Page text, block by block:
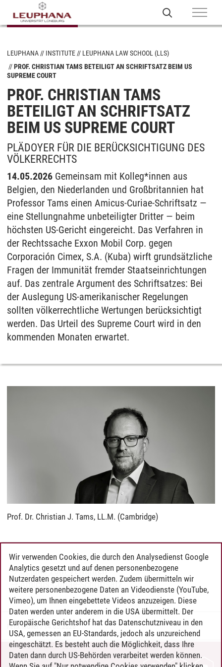
LEUPHANA INSTITUTE
LEUPHANA LAW SCHOOL (LLS)
PROF. CHRISTIAN TAMS BETEILIGT AN SCHRIFTSATZ BEIM US
SUPREME COURT
PROF. CHRISTIAN TAMS
BETEILIGT AN SCHRIFTSATZ
BEIM US SUPREME COURT
PLÄDOYER FÜR DIE BERÜCKSICHTIGUNG DES
VÖLKERRECHTS
14.05.2026 Gemeinsam mit Kolleg*innen aus
Belgien, den Niederlanden und Großbritannien hat
Professor Tams einen Amicus-Curiae-Schriftsatz —
eine Stellungnahme unbeteiligter Dritter — beim
höchsten US-Gericht eingereicht. Das Verfahren in
der Rechtssache Exxon Mobil Corp. gegen
Corporación Cimex, S.A. (Kuba) wirft grundsätzliche
Fragen der Immunität fremder Staatseinrichtungen
auf. Das zentrale Argument des Schriftsatzes: Bei
der Auslegung US-amerikanischer Regelungen
sollten völkerrechtliche Wertungen berücksichtigt
werden. Das Urteil des Supreme Court wird in den
kommenden Monaten erwartet.
Prof. Dr. Christian J. Tams, LL.M. (Cambridge)
Details zum Verfahren
Amicus-Curiae-Schriftsatz
Felix Müller/14.05.2026
KONTAKT
Wir verwenden Cookies, die durch den Analysedienst Google
Analytics gesetzt und auf denen personenbezogene
Nutzerdaten gespeichert werden. Zudem übermitteln wir
weitere personenbezogene Daten an Videodienste (YouTube,
Vimeo), um Ihnen eingebettete Videos anzuzeigen. Diese
Daten werden unter anderem in die USA übermittelt. Der
Europäische Gerichtshof hat das Datenschutzniveau in den
USA, gemessen an EU-Standards, jedoch als unzureichend
eingeschätzt. Es besteht auch die Möglichkeit, dass Ihre
Daten dann durch US-Behörden verarbeitet werden können.